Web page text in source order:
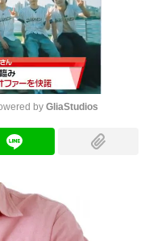
by GliaStudios